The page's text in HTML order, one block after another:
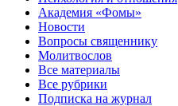
Академия «Фомы»
Новости
Вопросы священнику
Молитвослов
Все материалы
Все рубрики
Подписка на журнал